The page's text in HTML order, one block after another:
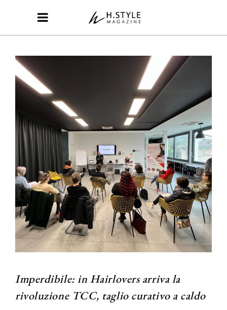
Imperdibile: in Hairlovers arriva la
rivoluzione TCC, taglio curativo a caldo